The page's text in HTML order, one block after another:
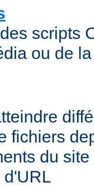
scripts
ou de
fichiers
du
d'URL